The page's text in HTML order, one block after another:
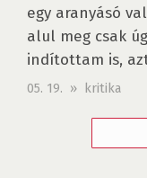
egy aranyásó
alul meg csak
indítottam is,
05. 19. » kritika